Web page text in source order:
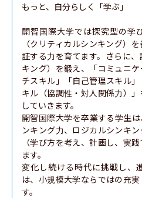
もっと、自分らしく「学ぶ」
開智国際大学では探究型の学
（クリティカルシンキング）
証する力を育てます。さらに
キング）を鍛え、「コミュニ
チスキル」「自己管理スキル
キル（協調性・対人関係力）
していきます。
開智国際大学を卒業する学生
ンキング力、ロジカルシンキ
（学び方を考え、計画し、実
ます。
変化し続ける時代に挑戦し、
は、小規模大学ならではの充
す。